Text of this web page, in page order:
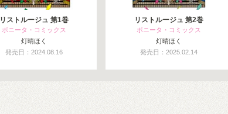
リストルージュ 第1巻
ボニータ・コミックス
灯晴ほく
発売日：2024.08.16
リストルージュ 第2巻
ボニータ・コミックス
灯晴ほく
発売日：2025.02.14